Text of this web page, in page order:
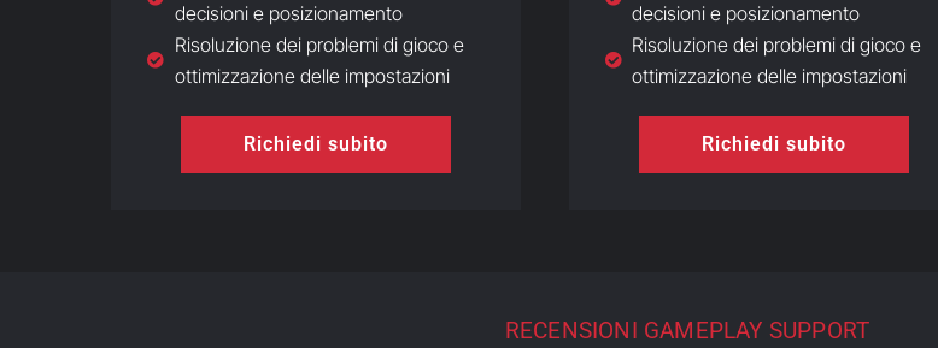
decisioni e posizionamento
Risoluzione dei problemi di gioco e
ottimizzazione delle impostazioni
Richiedi subito
decisioni e posizionamento
Risoluzione dei problemi di gioco e
ottimizzazione delle impostazioni
Richiedi subito
RECENSIONI GAMEPLAY SUPPORT